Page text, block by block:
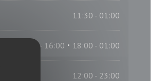
11:30 - 01:00
12:00 - 16:00 • 18:00 - 01:00
12:00 - 23:00